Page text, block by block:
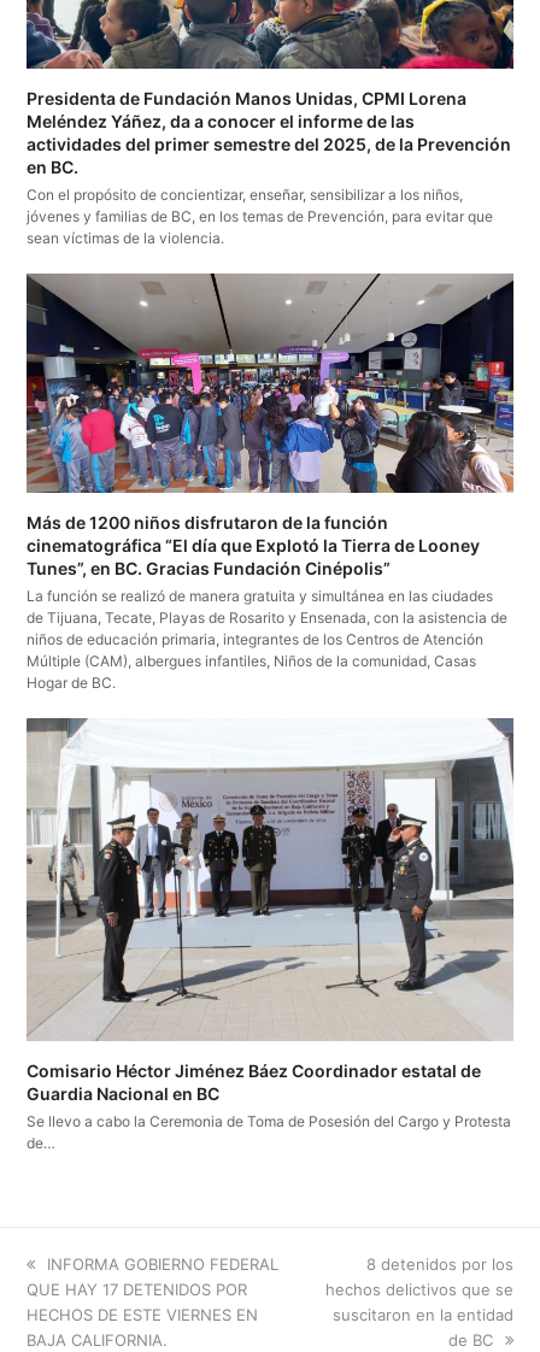
Presidenta de Fundación Manos Unidas, CPMI Lorena
Meléndez Yáñez, da a conocer el informe de las
actividades del primer semestre del 2025, de la Prevención
en BC.
Con el propósito de concientizar, enseñar, sensibilizar a los niños,
jóvenes y familias de BC, en los temas de Prevención, para evitar que
sean víctimas de la violencia.
Más de 1200 niños disfrutaron de la función
cinematográfica “El día que Explotó la Tierra de Looney
Tunes”, en BC. Gracias Fundación Cinépolis”
La función se realizó de manera gratuita y simultánea en las ciudades
de Tijuana, Tecate, Playas de Rosarito y Ensenada, con la asistencia de
niños de educación primaria, integrantes de los Centros de Atención
Múltiple (CAM), albergues infantiles, Niños de la comunidad, Casas
Hogar de BC.
Comisario Héctor Jiménez Báez Coordinador estatal de
Guardia Nacional en BC
Se llevo a cabo la Ceremonia de Toma de Posesión del Cargo y Protesta
de…
previous
post:
INFORMA GOBIERNO FEDERAL
QUE HAY 17 DETENIDOS POR
HECHOS DE ESTE VIERNES EN
BAJA CALIFORNIA.
next
post:
8 detenidos por los
hechos delictivos que se
suscitaron en la entidad
de BC